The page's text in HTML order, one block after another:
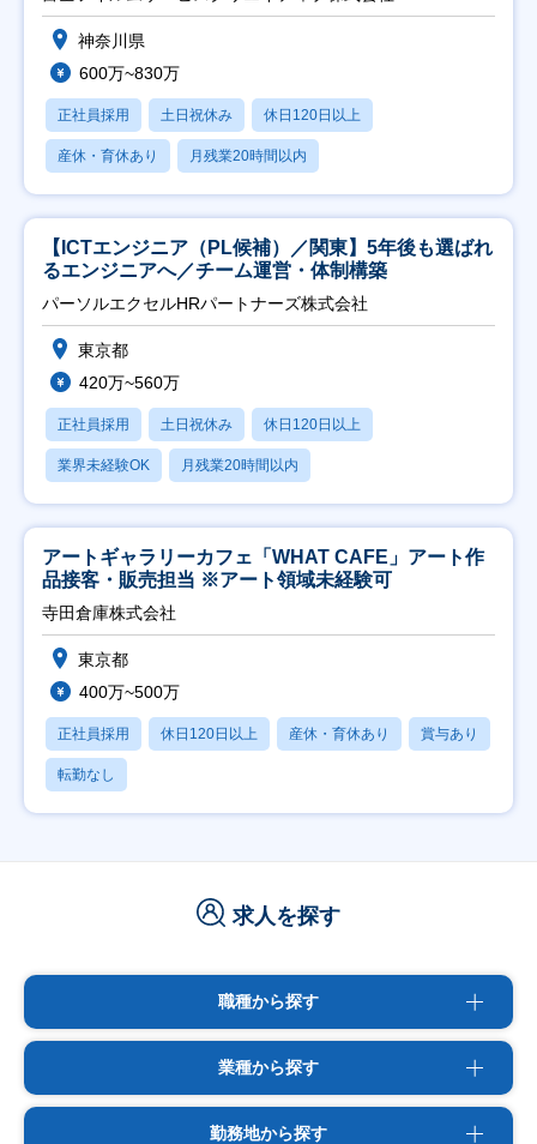
神奈川県
600万~830万
正社員採用 土日祝休み 休日120日以上
産休・育休あり 月残業20時間以内
【ICTエンジニア（PL候補）／関東】5年後も選ばれ
るエンジニアへ／チーム運営・体制構築
パーソルエクセルHRパートナーズ株式会社
東京都
420万~560万
正社員採用 土日祝休み 休日120日以上
業界未経験OK 月残業20時間以内
アートギャラリーカフェ「WHAT CAFE」アート作
品接客・販売担当 ※アート領域未経験可
寺田倉庫株式会社
東京都
400万~500万
正社員採用 休日120日以上 産休・育休あり 賞与あり
転勤なし
求人を探す
職種から探す
業種から探す
勤務地から探す